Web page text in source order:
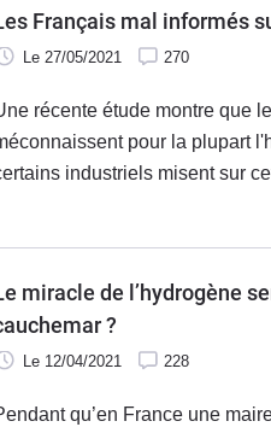
Français mal informés
Le 27/05/2021 270
récente étude montre que
pour la plupart
industriels misent sur
miracle de l’hydrogène
?
Le 12/04/2021 228
qu’en France une